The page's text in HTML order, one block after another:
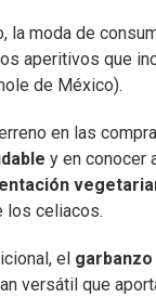
la moda de
aperitivos que
de México).
en las
y en conocer
los celiacos.
el garbanzo
versátil que